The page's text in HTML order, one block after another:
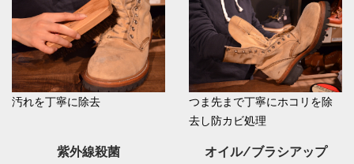
汚れを丁寧に除去
つま先まで丁寧にホコリを除
去し防カビ処理
紫外線殺菌 オイル/ブラシアップ